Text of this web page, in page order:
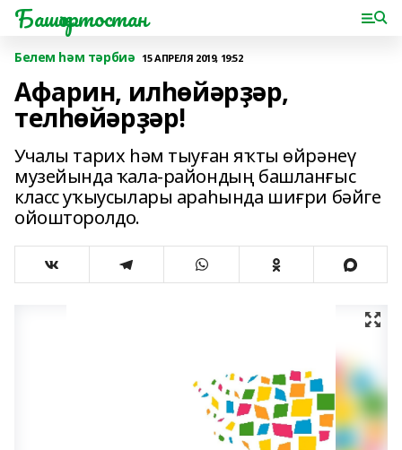
Башҡортостан
Белем һәм тәрбиә 15 АПРЕЛЯ 2019, 19:52
Афарин, илһөйәрҙәр,
телһөйәрҙәр!
Учалы тарих һәм тыуған яҡты өйрәнеү
музейында ҡала-райондың башланғыс
класс уҡыусылары араһында шиғри бәйге
ойошторолдо.